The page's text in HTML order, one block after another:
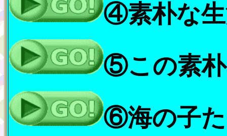
④素朴な
⑤この素
⑥海の子